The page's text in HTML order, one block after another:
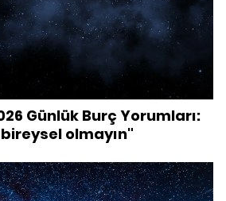
Günlük Burç Yorumları:
olmayın"